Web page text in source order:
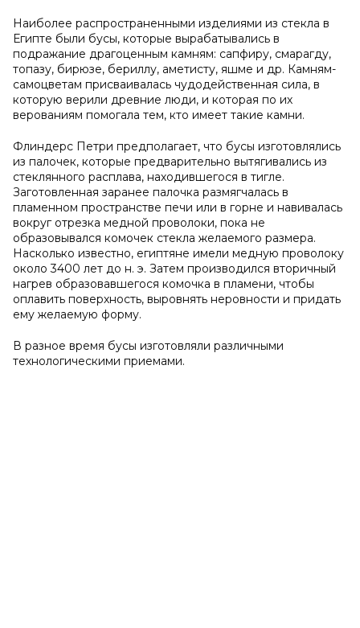
Наиболее распространенными изделиями из стекла в
Египте были бусы, которые вырабатывались в
подражание драгоценным камням: сапфиру, смарагду,
топазу, бирюзе, бериллу, аметисту, яшме и др. Камням-
самоцветам присваивалась чудодейственная сила, в
которую верили древние люди, и которая по их
верованиям помогала тем, кто имеет такие камни.
Флиндерс Петри предполагает, что бусы изготовлялись
из палочек, которые предварительно вытягивались из
стеклянного расплава, находившегося в тигле.
Заготовленная заранее палочка размягчалась в
пламенном пространстве печи или в горне и навивалась
вокруг отрезка медной проволоки, пока не
образовывался комочек стекла желаемого размера.
Насколько известно, египтяне имели медную проволоку
около 3400 лет до н. э. Затем производился вторичный
нагрев образовавшегося комочка в пламени, чтобы
оплавить поверхность, выровнять неровности и придать
ему желаемую форму.
В разное время бусы изготовляли различными
технологическими приемами.